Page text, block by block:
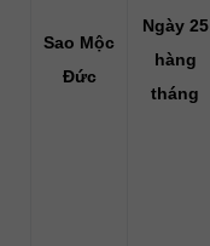
Sao Mộc
Đức
Ngày 25
hàng
tháng